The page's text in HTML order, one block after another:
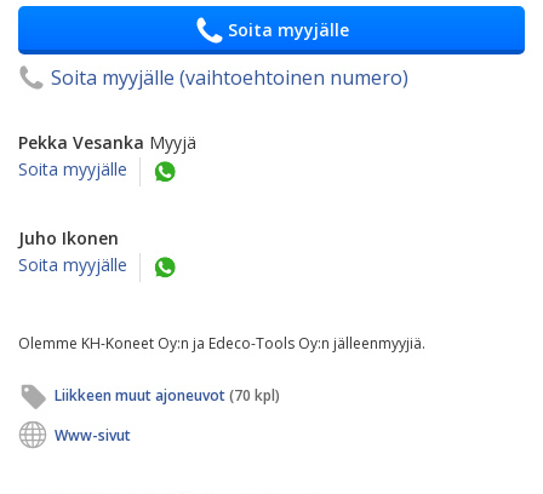
Soita myyjälle
Soita myyjälle (vaihtoehtoinen numero)
Pekka Vesanka Myyjä
Soita myyjälle
Juho Ikonen
Soita myyjälle
Olemme KH-Koneet Oy:n ja Edeco-Tools Oy:n jälleenmyyjiä.
Liikkeen muut ajoneuvot(70 kpl)
Www-sivut